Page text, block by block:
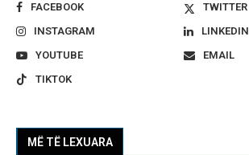
FACEBOOK
TWITTER
INSTAGRAM
LINKEDIN
YOUTUBE
EMAIL
TIKTOK
MË TË LEXUARA